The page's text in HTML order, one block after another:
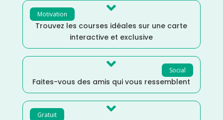
Motivation 
Trouvez les courses idéales sur une carte
interactive et exclusive
Social

Faites-vous des amis qui vous ressemblent
Gratuit 